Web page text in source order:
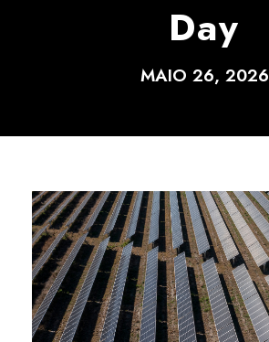
Day
MAIO 26, 2026